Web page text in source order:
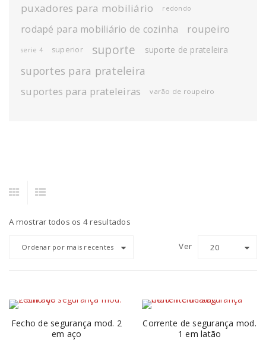
puxadores para mobiliário redondo
rodapé para mobiliário de cozinha roupeiro
serie 4 superior suporte suporte de prateleira
suportes para prateleira
suportes para prateleiras varão de roupeiro
A mostrar todos os 4 resultados
Ordenar por mais recentes Ver 20
Fecho de segurança mod. 2
em aço
Corrente de segurança mod.
1 em latão